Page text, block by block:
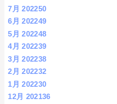
7月 202250
6月 202249
5月 202248
4月 202239
3月 202238
2月 202232
1月 202230
12月 202136